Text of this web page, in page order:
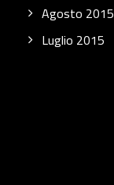
Agosto 2015
Luglio 2015